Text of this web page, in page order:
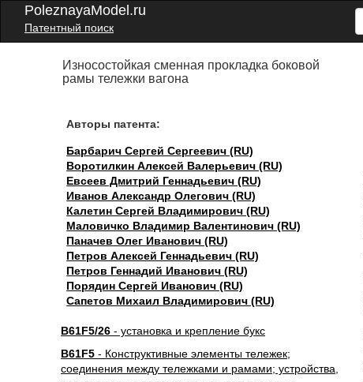
PoleznayaModel.ru
Патентный поиск
Износостойкая сменная прокладка боковой
рамы тележки вагона
Авторы патента:
Барбарич Сергей Сергеевич (RU)
Воротилкин Алексей Валерьевич (RU)
Евсеев Дмитрий Геннадьевич (RU)
Иванов Александр Олегович (RU)
Калетин Сергей Владимирович (RU)
Маловичко Владимир Валентинович (RU)
Паначев Олег Иванович (RU)
Петров Алексей Геннадьевич (RU)
Петров Геннадий Иванович (RU)
Порядин Сергей Иванович (RU)
Сапетов Михаил Владимирович (RU)
B61F5/26 - установка и крепление букс
B61F5 - Конструктивные элементы тележек;
соединения между тележками и рамами; устройства,